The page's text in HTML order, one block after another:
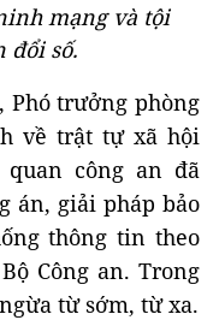
mạng và tội
đổi số.
Phó trưởng phòng
về trật tự xã hội
quan công an đã
án, giải pháp bảo
thông tin theo
Công an. Trong
từ sớm, từ xa.